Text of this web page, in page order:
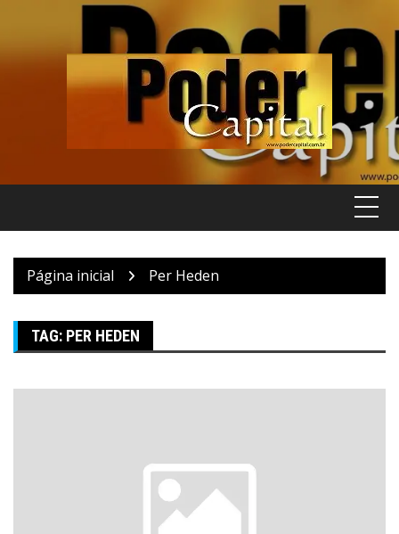
Página inicial Per Heden
TAG: PER HEDEN